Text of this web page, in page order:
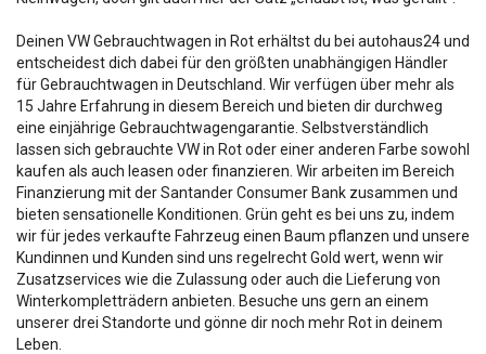
Deinen VW Gebrauchtwagen in Rot erhältst du bei autohaus24 und
entscheidest dich dabei für den größten unabhängigen Händler
für Gebrauchtwagen in Deutschland. Wir verfügen über mehr als
15 Jahre Erfahrung in diesem Bereich und bieten dir durchweg
eine einjährige Gebrauchtwagengarantie. Selbstverständlich
lassen sich gebrauchte VW in Rot oder einer anderen Farbe sowohl
kaufen als auch leasen oder finanzieren. Wir arbeiten im Bereich
Finanzierung mit der Santander Consumer Bank zusammen und
bieten sensationelle Konditionen. Grün geht es bei uns zu, indem
wir für jedes verkaufte Fahrzeug einen Baum pflanzen und unsere
Kundinnen und Kunden sind uns regelrecht Gold wert, wenn wir
Zusatzservices wie die Zulassung oder auch die Lieferung von
Winterkompletträdern anbieten. Besuche uns gern an einem
unserer drei Standorte und gönne dir noch mehr Rot in deinem
Leben.